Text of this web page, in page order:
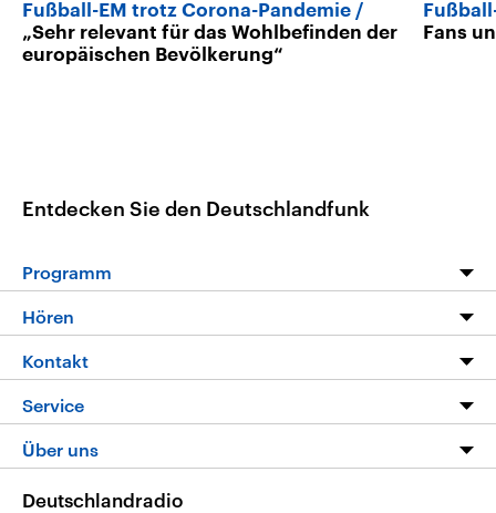
Fußball-EM trotz Corona-Pandemie
„Sehr relevant für das Wohlbefinden der
europäischen Bevölkerung“
Fans
Entdecken Sie den Deutschlandfunk
Programm
Programm
Die Nachrichten
Nachrichtenleicht
Neue Beiträge auf dlf.de
Hören
Livestream
Podcasts
Deutschlandfunk App
Nachrichten App
Kontakt
Hörerservice
Service
FAQ
Über uns
Deutschlandradio